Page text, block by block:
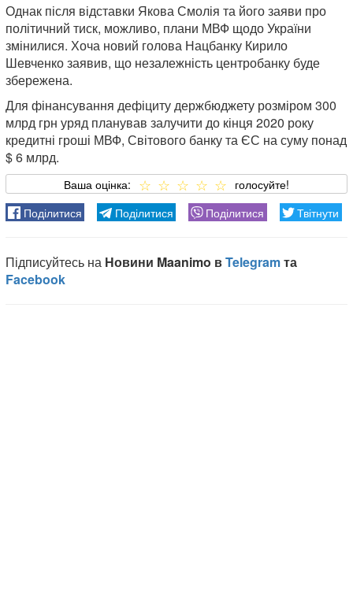
Однак після відставки Якова Смолія та його заяви про
політичний тиск, можливо, плани МВФ щодо України
змінилися. Хоча новий голова Нацбанку Кирило
Шевченко заявив, що незалежність центробанку буде
збережена.
Для фінансування дефіциту держбюджету розміром 300
млрд грн уряд планував залучити до кінця 2020 року
кредитні гроші МВФ, Світового банку та ЄС на суму понад
$ 6 млрд.